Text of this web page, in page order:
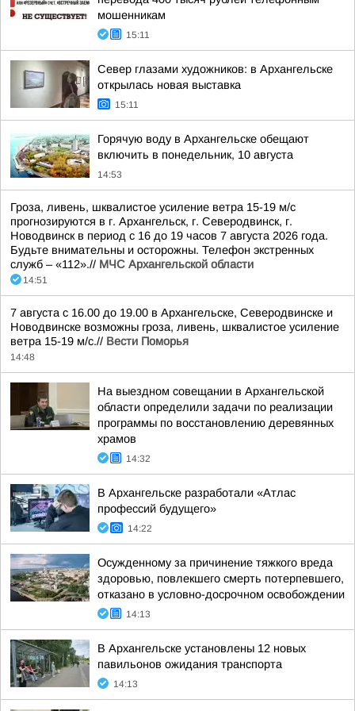
мошенникам
15:11
Север глазами художников: в Архангельске
открылась новая выставка
15:11
Горячую воду в Архангельске обещают
включить в понедельник, 10 августа
14:53
Гроза, ливень, шквалистое усиление ветра 15-19 м/с
прогнозируются в г. Архангельск, г. Северодвинск, г.
Новодвинск в период с 16 до 19 часов 7 августа 2026 года.
Будьте внимательны и осторожны. Телефон экстренных
служб – «112».// МЧС Архангельской области
14:51
7 августа с 16.00 до 19.00 в Архангельске, Северодвинске и
Новодвинске возможны гроза, ливень, шквалистое усиление
ветра 15-19 м/с.// Вести Поморья
14:48
На выездном совещании в Архангельской
области определили задачи по реализации
программы по восстановлению деревянных
храмов
14:32
В Архангельске разработали «Атлас
профессий будущего»
14:22
Осужденному за причинение тяжкого вреда
здоровью, повлекшего смерть потерпевшего,
отказано в условно-досрочном освобождении
14:13
В Архангельске установлены 12 новых
павильонов ожидания транспорта
14:13